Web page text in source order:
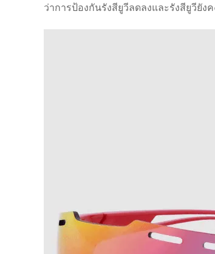
ว่าการป้องกันรังสียูวีลดลงและรังสียูวียัง